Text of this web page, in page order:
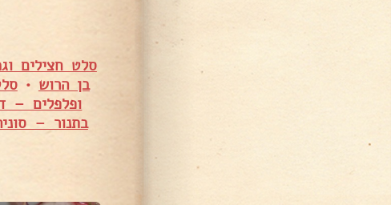
סלט חצילים
בן הרוש •
ופלפלים –
בתנור –